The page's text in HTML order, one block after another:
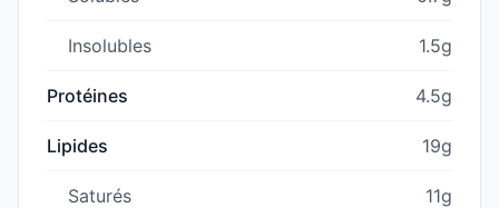
Insolubles 1.5g
Protéines 4.5g
Lipides 19g
Saturés 11g